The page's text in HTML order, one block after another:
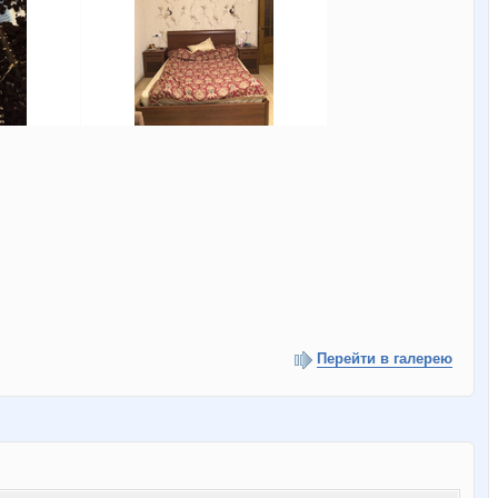
Перейти в галерею